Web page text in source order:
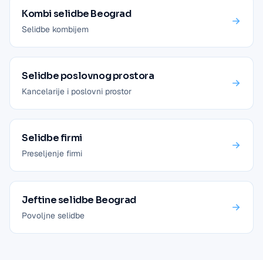
Kombi selidbe Beograd
Selidbe kombijem
Selidbe poslovnog prostora
Kancelarije i poslovni prostor
Selidbe firmi
Preseljenje firmi
Jeftine selidbe Beograd
Povoljne selidbe